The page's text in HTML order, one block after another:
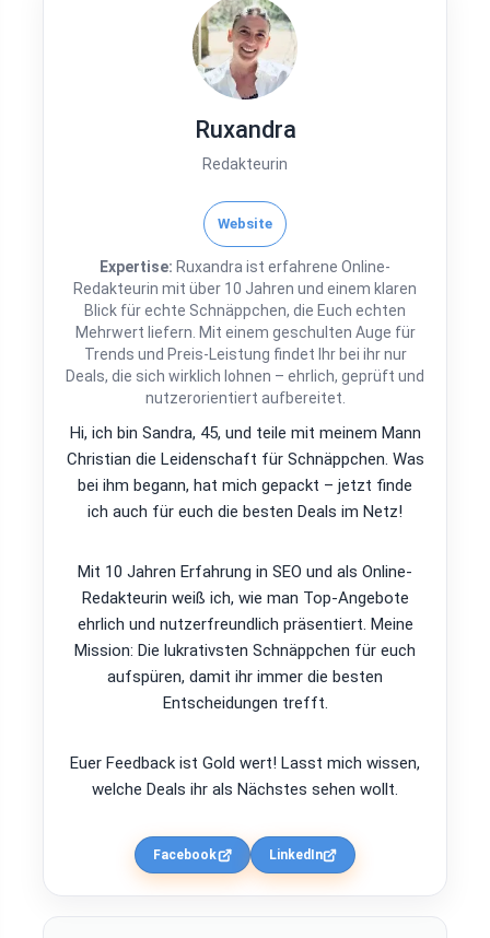
Ruxandra
Redakteurin
Website
Expertise: Ruxandra ist erfahrene Online-
Redakteurin mit über 10 Jahren und einem klaren
Blick für echte Schnäppchen, die Euch echten
Mehrwert liefern. Mit einem geschulten Auge für
Trends und Preis-Leistung findet Ihr bei ihr nur
Deals, die sich wirklich lohnen – ehrlich, geprüft und
nutzerorientiert aufbereitet.
Hi, ich bin Sandra, 45, und teile mit meinem Mann
Christian die Leidenschaft für Schnäppchen. Was
bei ihm begann, hat mich gepackt – jetzt finde
ich auch für euch die besten Deals im Netz!
Mit 10 Jahren Erfahrung in SEO und als Online-
Redakteurin weiß ich, wie man Top-Angebote
ehrlich und nutzerfreundlich präsentiert. Meine
Mission: Die lukrativsten Schnäppchen für euch
aufspüren, damit ihr immer die besten
Entscheidungen trefft.
Euer Feedback ist Gold wert! Lasst mich wissen,
welche Deals ihr als Nächstes sehen wollt.
Facebook LinkedIn